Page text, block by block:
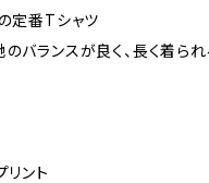
定番Tシャツ
バランスが良く、長く着ら
リント